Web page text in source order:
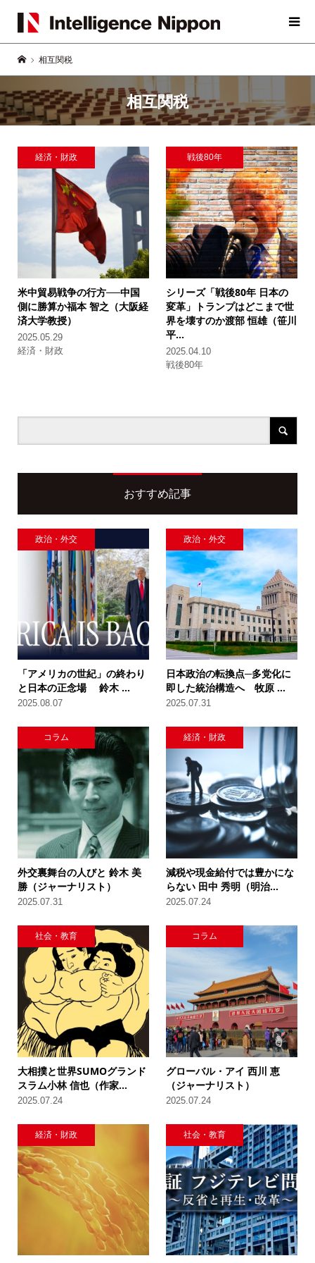
相互関税
相互関税
経済・財政
米中貿易戦争の行方──中国
側に勝算か福本 智之（大阪経
済大学教授）
2025.05.29
経済・財政
戦後80年
シリーズ「戦後80年 日本の
変革」
トランプはどこまで世
界を壊すのか渡部 恒雄（笹川
平...
2025.04.10
戦後80年
おすすめ記事
政治・外交
「アメリカの世紀」の終わり
と日本の正念場 鈴木 ...
2025.08.07
政治・外交
日本政治の転換点─多党化に
即した統治構造へ 牧原 ...
2025.07.31
コラム
外交裏舞台の人びと 鈴木 美
勝（ジャーナリスト）
2025.07.31
経済・財政
減税や現金給付では豊かにな
らない 田中 秀明（明治...
2025.07.24
社会・教育
大相撲と世界SUMOグランド
スラム小林 信也（作家...
2025.07.24
コラム
グローバル・アイ 西川 恵
（ジャーナリスト）
2025.07.24
経済・財政 社会・教育